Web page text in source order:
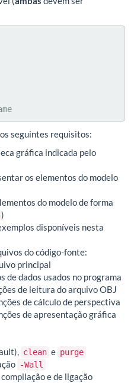
seguintes requisitos:
gráfica indicada pelo
os elementos do modelo
do modelo de forma
)
disponíveis nesta
do código-fonte:
principal
de dados usados no programa
de leitura do arquivo OBJ
de cálculo de perspectiva
de apresentação gráfica
clean e purge
-Wall
e de ligação